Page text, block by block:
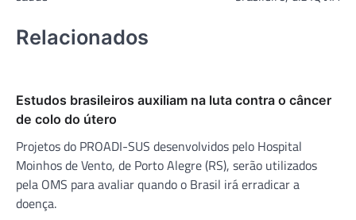
Relacionados
Estudos brasileiros auxiliam na luta contra o câncer
de colo do útero
Projetos do PROADI-SUS desenvolvidos pelo Hospital
Moinhos de Vento, de Porto Alegre (RS), serão utilizados
pela OMS para avaliar quando o Brasil irá erradicar a
doença.